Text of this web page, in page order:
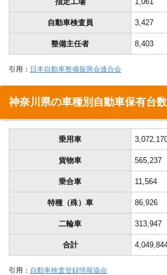
自動車検査員 3,427
整備主任者 8,403
引用： 日本自動車整備振興会連合会
神奈川県の車種別自動車保有台数
乗用車
貨物車 565,237
乗合車 11,564
特種（殊）車 86,926
二輪車 313,947
合計
引用： 自動車検査登録情報協会